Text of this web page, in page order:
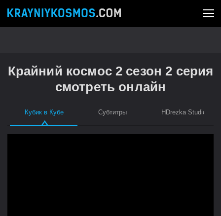
Крайний космос 2 сезон 2 серия
смотреть онлайн
Кубик в Кубе Субтитры HDrezka Studio